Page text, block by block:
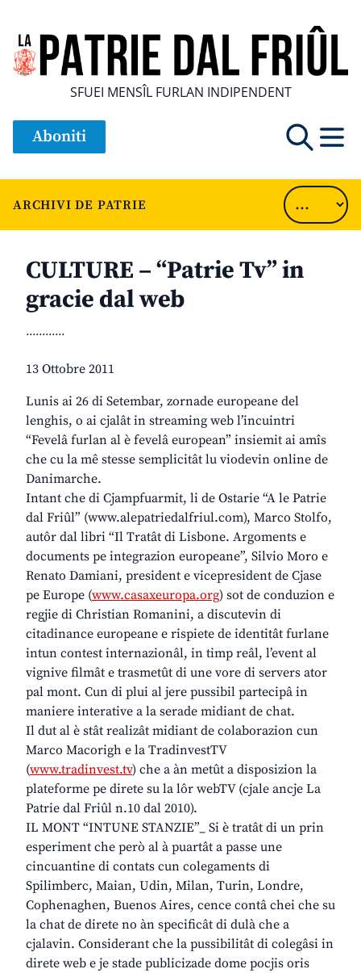
SFUEI MENSÎL FURLAN INDIPENDENT
Aboniti
ARCHIVI DE PATRIE
CULTURE – “Patrie Tv” in
gracie dal web
............
13 Ottobre 2011
Lunis ai 26 di Setembar, zornade europeane del
lenghis, o ai cjalât in streaming web l’incuintri
“Fevelâ furlan al è fevelâ european” insiemit ai amîs
che cu la mê stesse semplicitât lu viodevin online de
Danimarche.
Intant che di Cjampfuarmit, li de Ostarie “A le Patrie
dal Friûl” (www.alepatriedalfriul.com), Marco Stolfo,
autôr dal libri “Il Tratât di Lisbone. Argoments e
documents pe integrazion europeane”, Silvio Moro e
Renato Damiani, president e vicepresident de Cjase
pe Europe (www.casaxeuropa.org) sot de conduzion e
regjie di Christian Romanini, a discutevin di
citadinance europeane e rispiete de identitât furlane
intun contest internazionâl, in timp reâl, l’event al
vignive filmât e trasmetût di une vore di servers ator
pal mont. Cun di plui al jere pussibil partecipâ in
maniere interative a la serade midiant de chat.
Il dut al è stât realizât midiant de colaborazion cun
Marco Macorigh e la TradinvestTV
(www.tradinvest.tv) che a àn metût a disposizion la
plateforme pe direte su la lôr webTV (cjale ancje La
Patrie dal Friûl n.10 dal 2010).
IL MONT “INTUNE STANZIE”_ Si è tratât di un prin
esperiment che però al à puartât a passe une
cincuantine di contats cun colegaments di
Spilimberc, Maian, Udin, Milan, Turin, Londre,
Cophenaghen, Buenos Aires, cence contâ chei che su
la chat de direte no àn specificât di dulà che a
cjalavin. Considerant che la pussibilitât di colegâsi in
direte web e je stade publicizade dome pocjis oris